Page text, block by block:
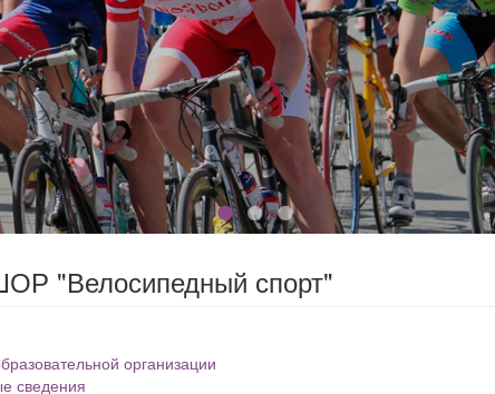
"Велосипедный спорт"
организации
сведения